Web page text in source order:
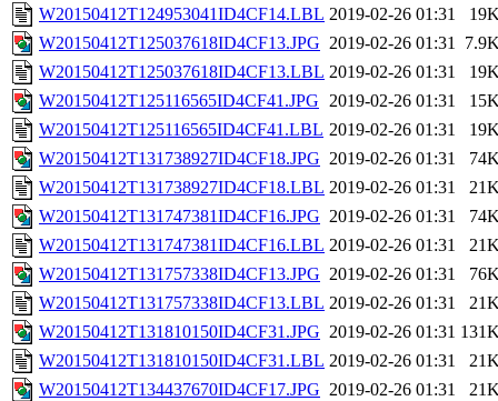
W20150412T124953041ID4CF14.LBL 2019-02-26 01:31
W20150412T125037618ID4CF13.JPG 2019-02-26 01:31
W20150412T125037618ID4CF13.LBL 2019-02-26 01:31
W20150412T125116565ID4CF41.JPG 2019-02-26 01:31
W20150412T125116565ID4CF41.LBL 2019-02-26 01:31
W20150412T131738927ID4CF18.JPG 2019-02-26 01:31
W20150412T131738927ID4CF18.LBL 2019-02-26 01:31
W20150412T131747381ID4CF16.JPG 2019-02-26 01:31
W20150412T131747381ID4CF16.LBL 2019-02-26 01:31
W20150412T131757338ID4CF13.JPG 2019-02-26 01:31
W20150412T131757338ID4CF13.LBL 2019-02-26 01:31
W20150412T131810150ID4CF31.JPG 2019-02-26 01:31
W20150412T131810150ID4CF31.LBL 2019-02-26 01:31
W20150412T134437670ID4CF17.JPG 2019-02-26 01:31